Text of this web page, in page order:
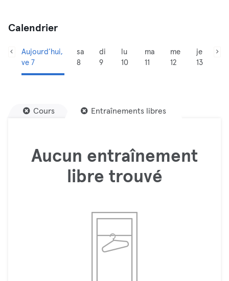
Calendrier
Aujourd’hui,
ve 7
sa
8
di
9
lu
10
ma
11
me
12
je
13
Cours Entraînements libres
Aucun entraînement
libre trouvé